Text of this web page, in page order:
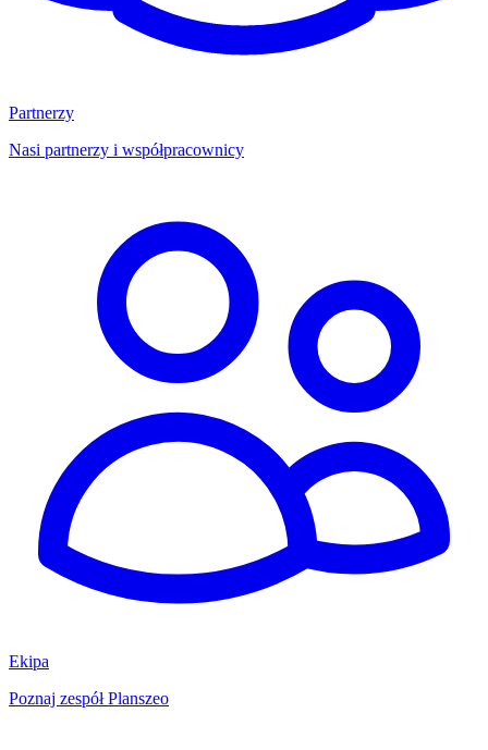
Partnerzy
Nasi partnerzy i współpracownicy
Ekipa
Poznaj zespół Planszeo